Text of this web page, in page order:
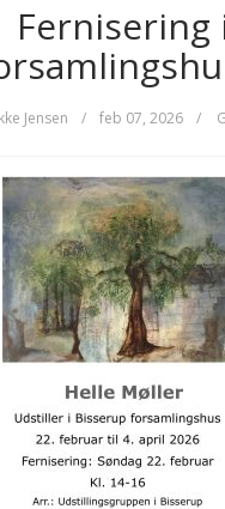
Fernisering
Jensen / feb 07, 2026 /